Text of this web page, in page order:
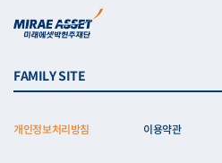
FAMILY SITE
개인정보처리방침 이용약관